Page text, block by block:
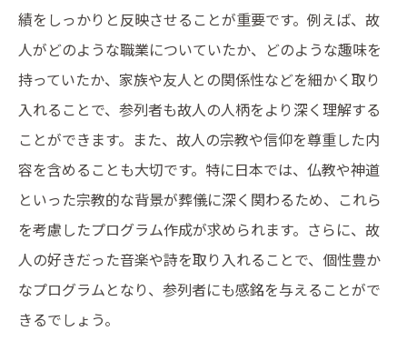
績をしっかりと反映させることが重要です。例えば、故
人がどのような職業についていたか、どのような趣味を
持っていたか、家族や友人との関係性などを細かく取り
入れることで、参列者も故人の人柄をより深く理解する
ことができます。また、故人の宗教や信仰を尊重した内
容を含めることも大切です。特に日本では、仏教や神道
といった宗教的な背景が葬儀に深く関わるため、これら
を考慮したプログラム作成が求められます。さらに、故
人の好きだった音楽や詩を取り入れることで、個性豊か
なプログラムとなり、参列者にも感銘を与えることがで
きるでしょう。